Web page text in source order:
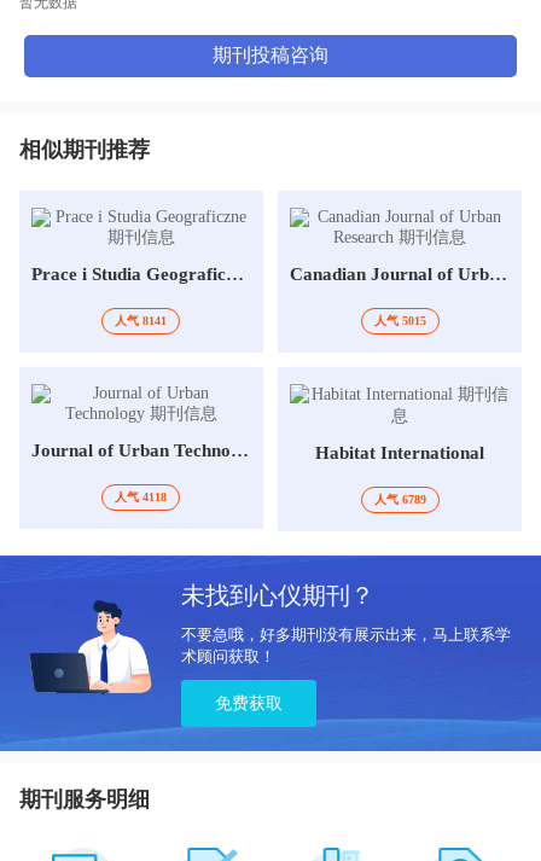
期刊投稿咨询
相似期刊推荐
Prace i Studia Geograficzne
人气 8141
Canadian Journal of Urban Research
人气 5015
Journal of Urban Technology
人气 4118
Habitat International
人气 6789
未找到心仪期刊？
不要急哦，好多期刊没有展示出来，马上联系学
术顾问获取！
免费获取
期刊服务明细